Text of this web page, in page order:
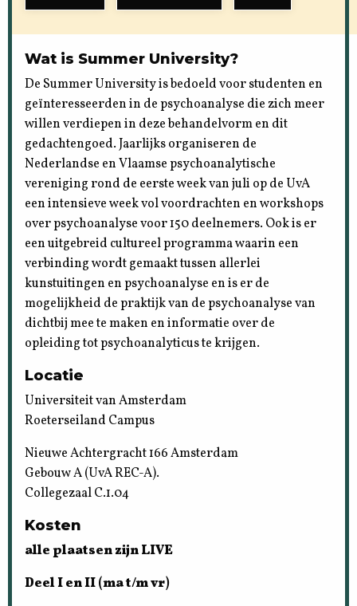
Wat is Summer University?
De Summer University is bedoeld voor studenten en
geïnteresseerden in de psychoanalyse die zich meer
willen verdiepen in deze behandelvorm en dit
gedachtengoed. Jaarlijks organiseren de
Nederlandse en Vlaamse psychoanalytische
vereniging rond de eerste week van juli op de UvA
een intensieve week vol voordrachten en workshops
over psychoanalyse voor 150 deelnemers. Ook is er
een uitgebreid cultureel programma waarin een
verbinding wordt gemaakt tussen allerlei
kunstuitingen en psychoanalyse en is er de
mogelijkheid de praktijk van de psychoanalyse van
dichtbij mee te maken en informatie over de
opleiding tot psychoanalyticus te krijgen.
Locatie
Universiteit van Amsterdam
Roeterseiland Campus
Nieuwe Achtergracht 166 Amsterdam
Gebouw A (UvA REC-A).
Collegezaal C.1.04
Kosten
alle plaatsen zijn LIVE
Deel I en II(ma t/m vr)